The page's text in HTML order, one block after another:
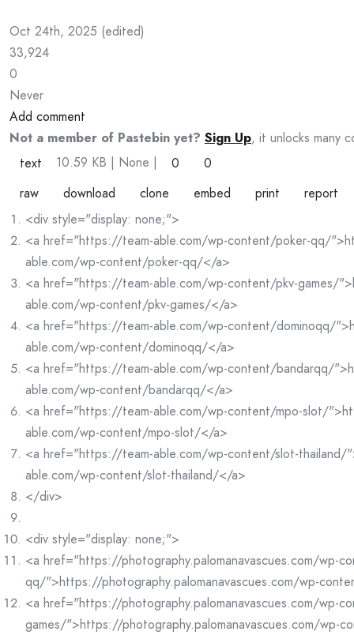
Oct 24th, 2025 (edited)
33,924
0
Never
Add comment
Not a member of Pastebin yet? Sign Up, it unlocks many
text
10.59 KB | None | 0
0
raw
download clone embed print
report
<div style="display: none;">
<a href="https://team-able.com/wp-content/poker-qq/
able.com/wp-content/poker-qq/</a>
<a href="https://team-able.com/wp-content/pkv-games/
able.com/wp-content/pkv-games/</a>
<a href="https://team-able.com/wp-content/dominoqq/
able.com/wp-content/dominoqq/</a>
<a href="https://team-able.com/wp-content/bandarqq/
able.com/wp-content/bandarqq/</a>
<a href="https://team-able.com/wp-content/mpo-slot/
able.com/wp-content/mpo-slot/</a>
<a href="https://team-able.com/wp-content/slot-
able.com/wp-content/slot-thailand/</a>
</div>
<div style="display: none;">
<a href="https://photography.palomanavascues.com/wp-
qq/">https://photography.palomanavascues.com/wp-
<a href="https://photography.palomanavascues.com/wp-
games/">https://photography.palomanavascues.com/wp-